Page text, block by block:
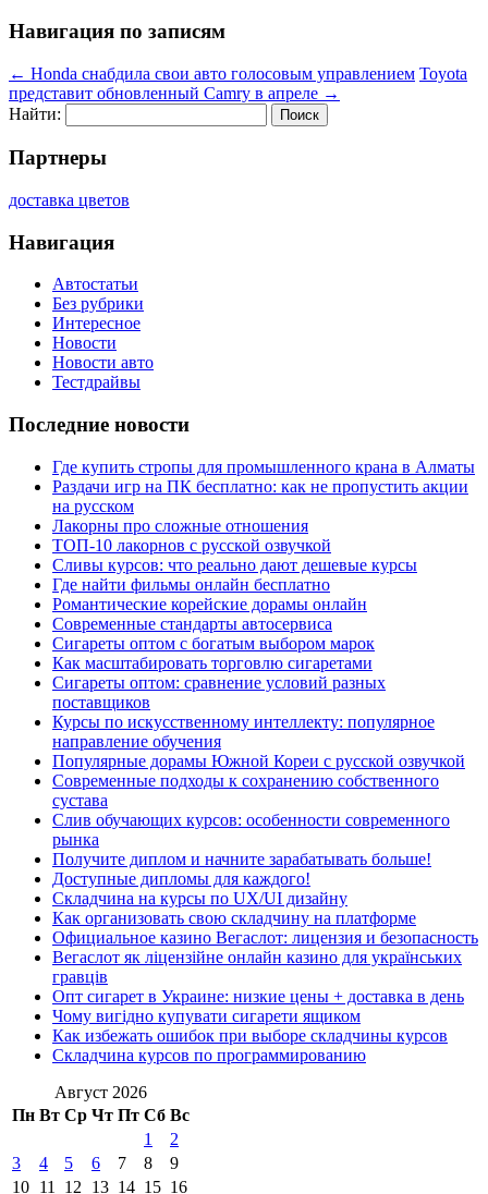
Навигация по записям
← Honda снабдила свои авто голосовым управлением Toyota
представит обновленный Camry в апреле →
Найти:
Партнеры
доставка цветов
Навигация
Автостатьи
Без рубрики
Интересное
Новости
Новости авто
Тестдрайвы
Последние новости
Где купить стропы для промышленного крана в Алматы
Раздачи игр на ПК бесплатно: как не пропустить акции
на русском
Лакорны про сложные отношения
ТОП-10 лакорнов с русской озвучкой
Сливы курсов: что реально дают дешевые курсы
Где найти фильмы онлайн бесплатно
Романтические корейские дорамы онлайн
Современные стандарты автосервиса
Сигареты оптом с богатым выбором марок
Как масштабировать торговлю сигаретами
Сигареты оптом: сравнение условий разных
поставщиков
Курсы по искусственному интеллекту: популярное
направление обучения
Популярные дорамы Южной Кореи с русской озвучкой
Современные подходы к сохранению собственного
сустава
Слив обучающих курсов: особенности современного
рынка
Получите диплом и начните зарабатывать больше!
Доступные дипломы для каждого!
Складчина на курсы по UX/UI дизайну
Как организовать свою складчину на платформе
Официальное казино Вегаслот: лицензия и безопасность
Вегаслот як ліцензійне онлайн казино для українських
гравців
Опт сигарет в Украине: низкие цены + доставка в день
Чому вигідно купувати сигарети ящиком
Как избежать ошибок при выборе складчины курсов
Складчина курсов по программированию
Август 2026
Пн Вт Ср Чт Пт Сб Вс
1
2
3
4 5 6 7 8
9
10 11 12 13 14 15 16